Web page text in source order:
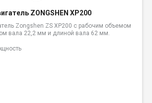
ZONGSHEN XP200
Zongshen ZS XP200 с рабочим объемом
вала 22,2 мм и длиной вала 62 мм.